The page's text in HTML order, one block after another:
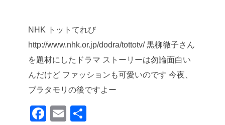
NHK トットてれび
http://www.nhk.or.jp/dodra/tottotv/黒柳徹子さん
を題材にしたドラマ ストーリーは勿論面白い
んだけど ファッションも可愛いのです 今夜、
ブラタモリの後ですよー
F
E